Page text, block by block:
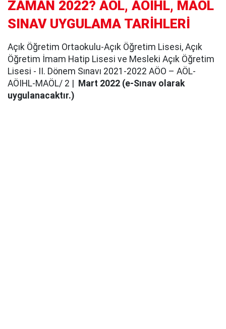
ZAMAN 2022? AÖL, AÖİHL, MAÖL
SINAV UYGULAMA TARİHLERİ
Açık Öğretim Ortaokulu-Açık Öğretim Lisesi, Açık
Öğretim İmam Hatip Lisesi ve Mesleki Açık Öğretim
Lisesi - II. Dönem Sınavı 2021-2022 AÖO – AÖL-
AÖIHL-MAÖL/ 2 | Mart 2022 (e-Sınav olarak
uygulanacaktır.)